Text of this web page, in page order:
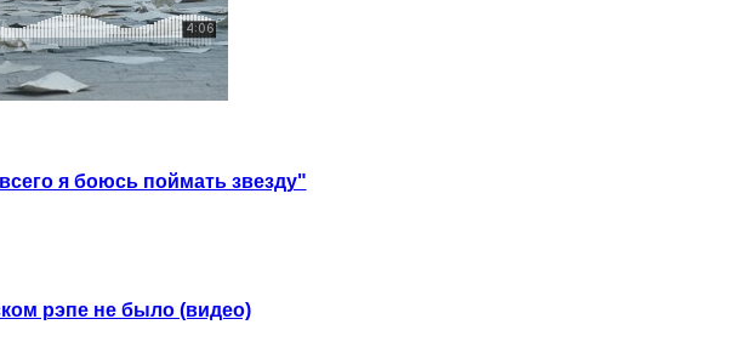
я боюсь поймать звезду"
рэпе не было (видео)